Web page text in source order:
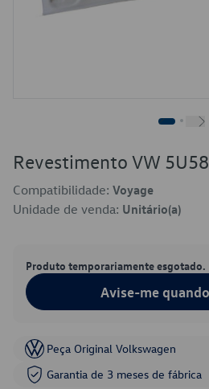
Revestimento VW
Compatibilidade: Voyage
Unidade de venda: Unitário(a)
Produto temporariamente esgotado.
Avise-me
Peça Original Volkswagen
Garantia de 3 meses de fábrica